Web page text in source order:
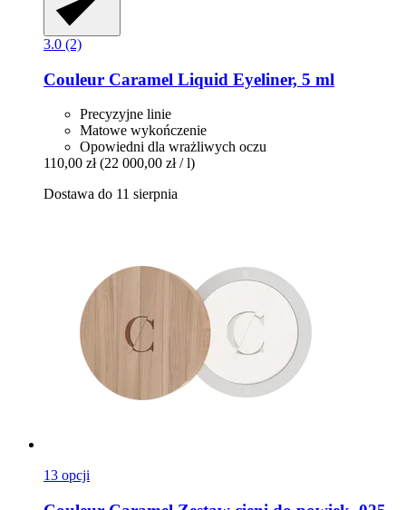
3.0 (2)
Couleur Caramel Liquid Eyeliner, 5 ml
Precyzyjne linie
Matowe wykończenie
Opowiedni dla wrażliwych oczu
110,00 zł (22 000,00 zł / l)
Dostawa do 11 sierpnia
13 opcji